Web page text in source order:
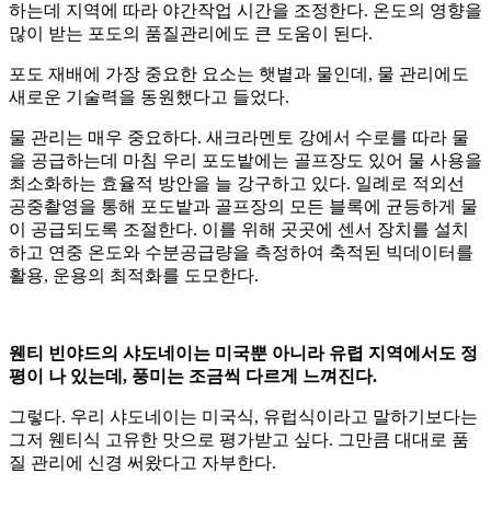
하는데 지역에 따라 야간작업 시간을 조정한다. 온도의 영향을
많이 받는 포도의 품질관리에도 큰 도움이 된다.
포도 재배에 가장 중요한 요소는 햇볕과 물인데, 물 관리에도
새로운 기술력을 동원했다고 들었다.
물 관리는 매우 중요하다. 새크라멘토 강에서 수로를 따라 물
을 공급하는데 마침 우리 포도밭에는 골프장도 있어 물 사용을
최소화하는 효율적 방안을 늘 강구하고 있다. 일례로 적외선
공중촬영을 통해 포도밭과 골프장의 모든 블록에 균등하게 물
이 공급되도록 조절한다. 이를 위해 곳곳에 센서 장치를 설치
하고 연중 온도와 수분공급량을 측정하여 축적된 빅데이터를
활용, 운용의 최적화를 도모한다.
웬티 빈야드의 샤도네이는 미국뿐 아니라 유렵 지역에서도 정
평이 나 있는데, 풍미는 조금씩 다르게 느껴진다.
그렇다. 우리 샤도네이는 미국식, 유럽식이라고 말하기보다는
그저 웬티식 고유한 맛으로 평가받고 싶다. 그만큼 대대로 품
질 관리에 신경 써왔다고 자부한다.